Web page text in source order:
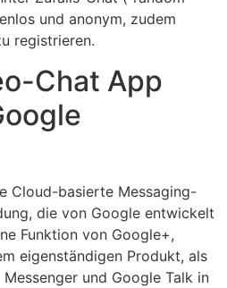
und anonym, zudem
registrieren.
Chat App
Cloud-basierte Messaging-
die von Google entwickelt
Funktion von Google+,
eigenständigen Produkt, als
und Google Talk in